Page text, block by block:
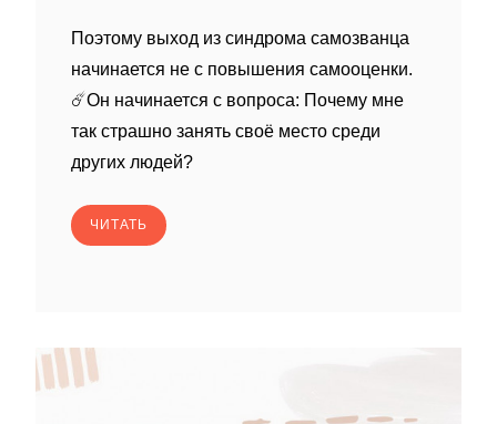
Поэтому выход из синдрома самозванца
начинается не с повышения самооценки.
☄️Он начинается с вопроса: Почему мне
так страшно занять своё место среди
других людей?
ЧИТАТЬ